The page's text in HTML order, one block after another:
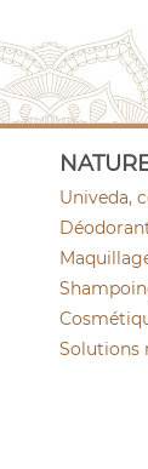
Univeda,
Solutions